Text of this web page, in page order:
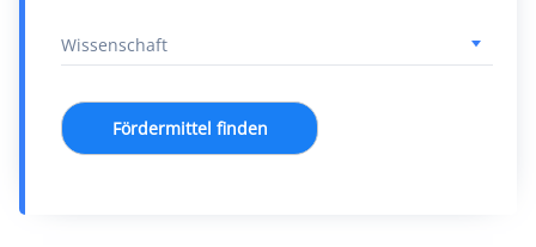
Fördermittel finden